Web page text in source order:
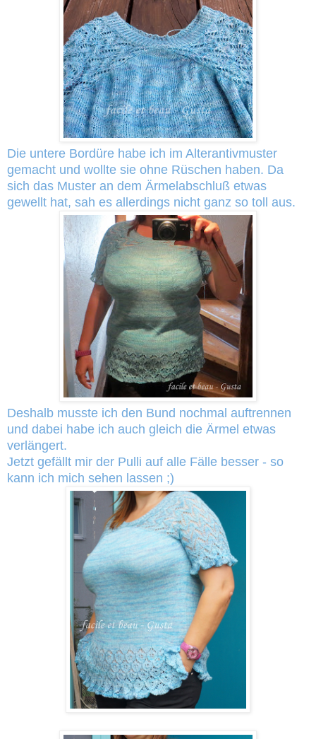
Die untere Bordüre habe ich im Alterantivmuster
gemacht und wollte sie ohne Rüschen haben. Da
sich das Muster an dem Ärmelabschluß etwas
gewellt hat, sah es allerdings nicht ganz so toll aus.
Deshalb musste ich den Bund nochmal auftrennen
und dabei habe ich auch gleich die Ärmel etwas
verlängert.
Jetzt gefällt mir der Pulli auf alle Fälle besser - so
kann ich mich sehen lassen ;)